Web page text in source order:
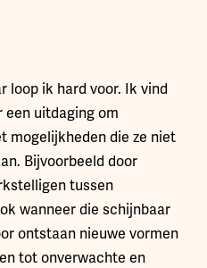
loop ik hard voor. Ik vind
uitdaging om
mogelijkheden die ze niet
Bijvoorbeeld door
tussen
wanneer die schijnbaar
ontstaan nieuwe vormen
tot onverwachte en